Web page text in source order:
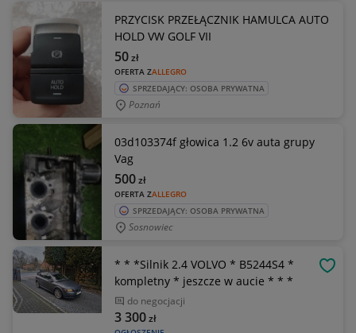
PRZYCISK PRZEŁĄCZNIK HAMULCA AUTO
HOLD VW GOLF VII
OFERTA ZALLEGRO
50zł
SPRZEDAJĄCY: OSOBA PRYWATNA
Poznań
03d103374f głowica 1.2 6v auta grupy
Vag
OFERTA ZALLEGRO
500zł
SPRZEDAJĄCY: OSOBA PRYWATNA
Sosnowiec
* * *Silnik 2.4 VOLVO * B5244S4 *
kompletny * jeszcze w aucie * * *
do negocjacji
3 300zł